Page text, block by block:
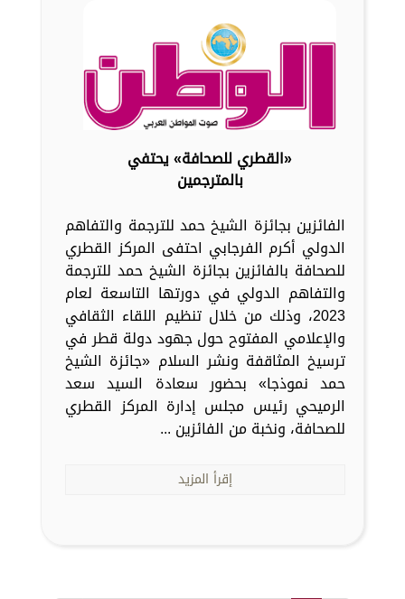
«القطري للصحافة» يحتفي
بالمترجمين
الفائزين بجائزة الشيخ حمد للترجمة والتفاهم
الدولي أكرم الفرجابي احتفى المركز القطري
للصحافة بالفائزين بجائزة الشيخ حمد للترجمة
والتفاهم الدولي في دورتها التاسعة لعام
2023، وذلك من خلال تنظيم اللقاء الثقافي
والإعلامي المفتوح حول جهود دولة قطر في
ترسيخ المثاقفة ونشر السلام «جائزة الشيخ
حمد نموذجا» بحضور سعادة السيد سعد
الرميحي رئيس مجلس إدارة المركز القطري
للصحافة، ونخبة من الفائزين ...
إقرأ المزيد